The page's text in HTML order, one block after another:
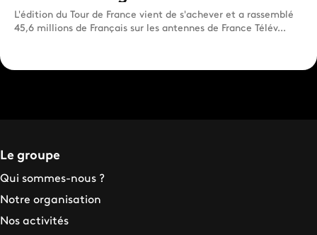
L'édition du Tour de France vient de s'achever et a rassemblé
45,6 millions de Français sur les antennes de France Télév...
Le groupe
Qui sommes-nous ?
Notre organisation
Nos activités